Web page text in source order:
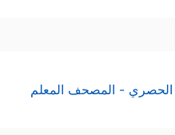
الحصري - المصحف المعلم